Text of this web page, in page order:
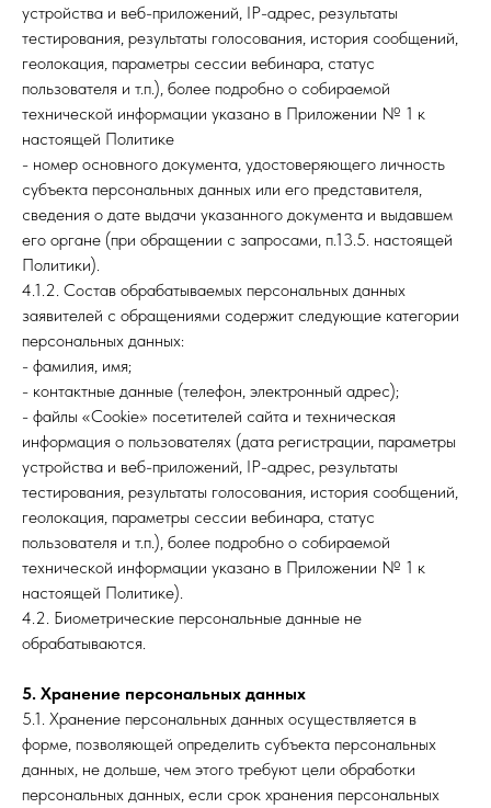
устройства и веб-приложений, IP-адрес, результаты
тестирования, результаты голосования, история сообщений,
геолокация, параметры сессии вебинара, статус
пользователя и т.п.), более подробно о собираемой
технической информации указано в Приложении № 1 к
настоящей Политике
- номер основного документа, удостоверяющего личность
субъекта персональных данных или его представителя,
сведения о дате выдачи указанного документа и выдавшем
его органе (при обращении с запросами, п.13.5. настоящей
Политики).
4.1.2. Состав обрабатываемых персональных данных
заявителей с обращениями содержит следующие категории
персональных данных:
- фамилия, имя;
- контактные данные (телефон, электронный адрес);
- файлы «Cookie» посетителей сайта и техническая
информация о пользователях (дата регистрации, параметры
устройства и веб-приложений, IP-адрес, результаты
тестирования, результаты голосования, история сообщений,
геолокация, параметры сессии вебинара, статус
пользователя и т.п.), более подробно о собираемой
технической информации указано в Приложении № 1 к
настоящей Политике).
4.2. Биометрические персональные данные не
обрабатываются.
5. Хранение персональных данных
5.1. Хранение персональных данных осуществляется в
форме, позволяющей определить субъекта персональных
данных, не дольше, чем этого требуют цели обработки
персональных данных, если срок хранения персональных